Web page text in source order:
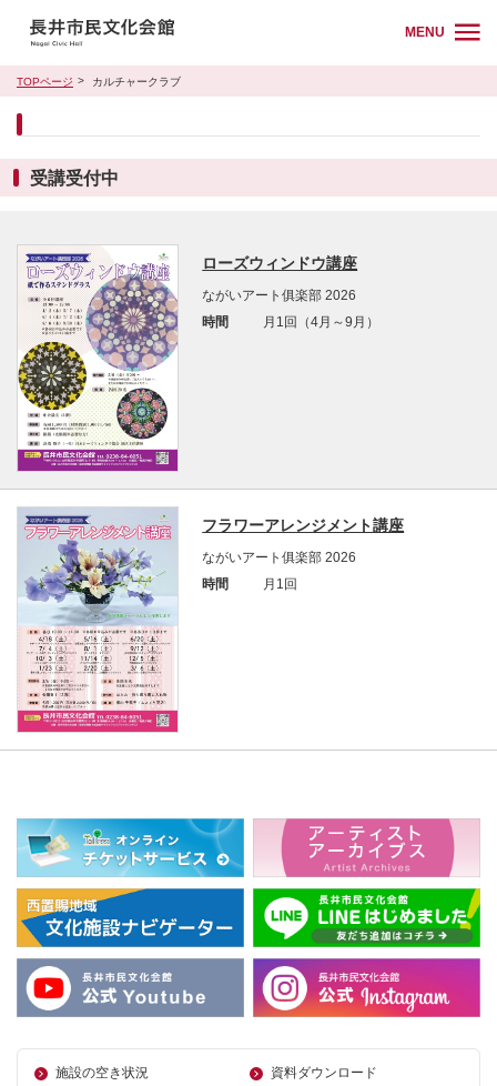
MENU
TOPページ カルチャークラブ
受講受付中
ローズウィンドウ講座
ながいアート俱楽部 2026
時間
月1回（4月～9月）
フラワーアレンジメント講座
ながいアート俱楽部 2026
時間
月1回
施設の空き状況
資料ダウンロード